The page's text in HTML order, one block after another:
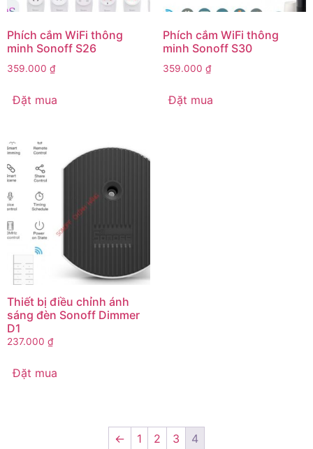
Phích cắm WiFi thông
minh Sonoff S26
359.000 ₫
Đặt mua
Phích cắm WiFi thông
minh Sonoff S30
359.000 ₫
Đặt mua
Thiết bị điều chỉnh ánh
sáng đèn Sonoff Dimmer
D1
237.000 ₫
Đặt mua
← 1 2 3 4